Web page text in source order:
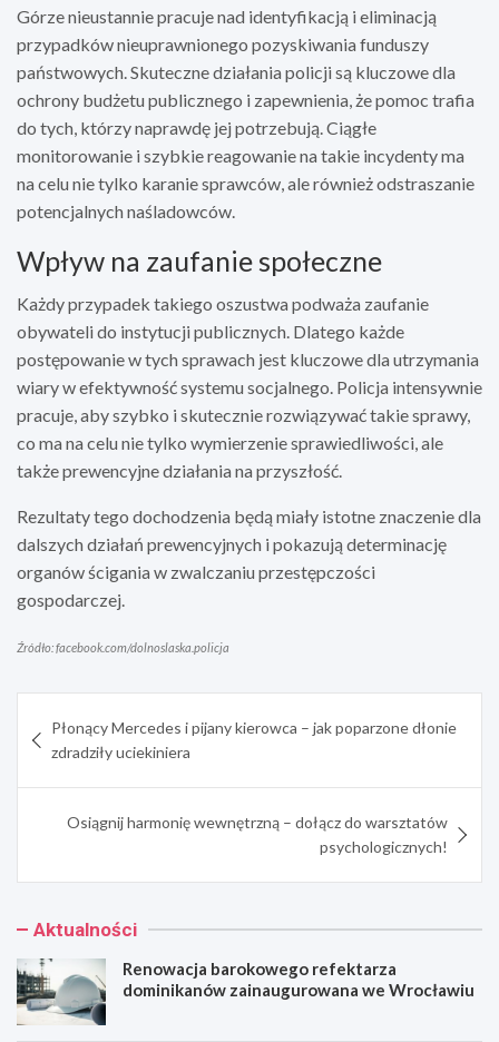
Górze nieustannie pracuje nad identyfikacją i eliminacją
przypadków nieuprawnionego pozyskiwania funduszy
państwowych. Skuteczne działania policji są kluczowe dla
ochrony budżetu publicznego i zapewnienia, że pomoc trafia
do tych, którzy naprawdę jej potrzebują. Ciągłe
monitorowanie i szybkie reagowanie na takie incydenty ma
na celu nie tylko karanie sprawców, ale również odstraszanie
potencjalnych naśladowców.
Wpływ na zaufanie społeczne
Każdy przypadek takiego oszustwa podważa zaufanie
obywateli do instytucji publicznych. Dlatego każde
postępowanie w tych sprawach jest kluczowe dla utrzymania
wiary w efektywność systemu socjalnego. Policja intensywnie
pracuje, aby szybko i skutecznie rozwiązywać takie sprawy,
co ma na celu nie tylko wymierzenie sprawiedliwości, ale
także prewencyjne działania na przyszłość.
Rezultaty tego dochodzenia będą miały istotne znaczenie dla
dalszych działań prewencyjnych i pokazują determinację
organów ścigania w zwalczaniu przestępczości
gospodarczej.
Źródło: facebook.com/dolnoslaska.policja
wpisu
Płonący Mercedes i pijany kierowca – jak poparzone dłonie
zdradziły uciekiniera
Osiągnij harmonię wewnętrzną – dołącz do warsztatów
psychologicznych!
Aktualności
Renowacja barokowego refektarza
dominikanów zainaugurowana we Wrocławiu